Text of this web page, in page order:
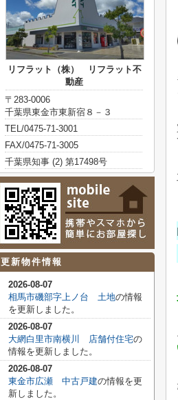
リフラット（株） リフラット不
動産
〒283-0006
千葉県東金市東新宿８－３
TEL/0475-71-3001
FAX/0475-71-3005
千葉県知事 (2) 第17498号
更新物件情報
2026-08-07
相馬市磯部字上ノ台 土地の情報
を更新しました。
2026-08-07
大網白里市南横川 店舗付住宅の
情報を更新しました。
2026-08-07
東金市広瀬 中古戸建の情報を更
新しました。